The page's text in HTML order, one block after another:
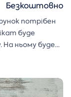
потрібен
буде
На ньому буде
також
Безкоштовно